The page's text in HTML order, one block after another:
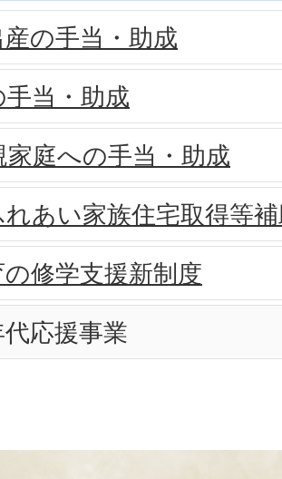
の手当・助成
当・助成
庭への手当・助成
あい家族住宅取得等
修学支援新制度
応援事業